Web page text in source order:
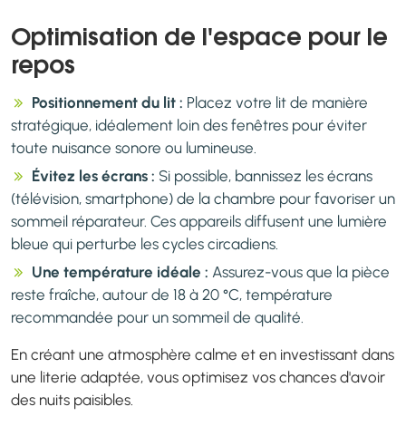
Optimisation de l'espace pour le
repos
Positionnement du lit : Placez votre lit de manière
stratégique, idéalement loin des fenêtres pour éviter
toute nuisance sonore ou lumineuse.
Évitez les écrans : Si possible, bannissez les écrans
(télévision, smartphone) de la chambre pour favoriser un
sommeil réparateur. Ces appareils diffusent une lumière
bleue qui perturbe les cycles circadiens.
Une température idéale : Assurez-vous que la pièce
reste fraîche, autour de 18 à 20 °C, température
recommandée pour un sommeil de qualité.
En créant une atmosphère calme et en investissant dans
une literie adaptée, vous optimisez vos chances d'avoir
des nuits paisibles.